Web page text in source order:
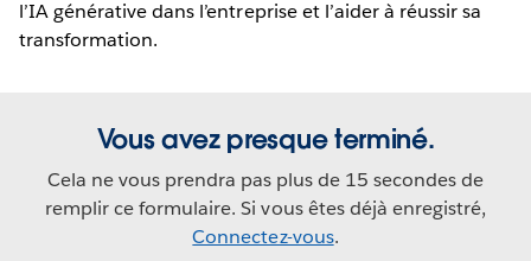
l’IA générative dans l’entreprise et l’aider à réussir sa
transformation.
Vous avez presque terminé.
Cela ne vous prendra pas plus de 15 secondes de
remplir ce formulaire. Si vous êtes déjà enregistré,
Connectez-vous.